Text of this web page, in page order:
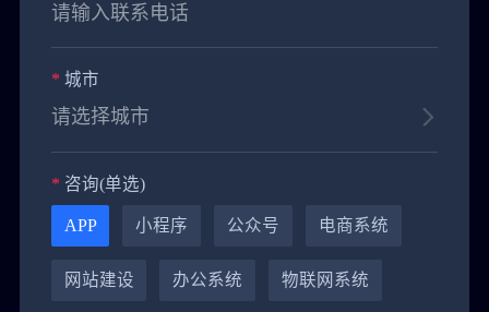
* 城市
* 咨询(单选)
APP 小程序 公众号 电商系统
网站建设 办公系统 物联网系统
黄** 151****9288 4小时前